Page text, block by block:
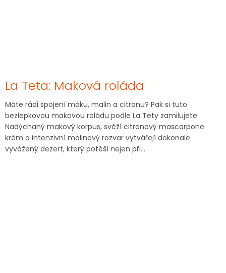
La Teta: Maková roláda
Máte rádi spojení máku, malin a citronu? Pak si tuto
bezlepkovou makovou roládu podle La Tety zamilujete.
Nadýchaný makový korpus, svěží citronový mascarpone
krém a intenzivní malinový rozvar vytvářejí dokonale
vyvážený dezert, který potěší nejen při...